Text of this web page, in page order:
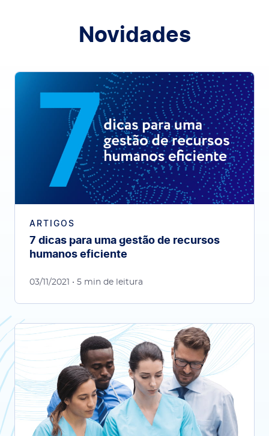
Novidades
ARTIGOS
7 dicas para uma gestão de recursos
humanos eficiente
03/11/2021 • 5 min de leitura